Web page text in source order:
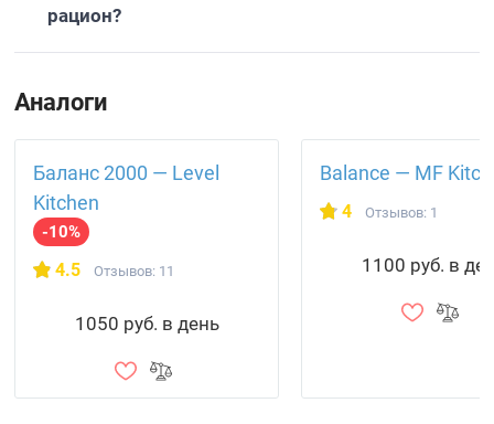
рацион?
Аналоги
Баланс 2000 — Level
Kitchen
-10%
4.5 Отзывов: 11
1050 руб. в день
Balance — MF
4 Отзывов: 1
1100 руб. в